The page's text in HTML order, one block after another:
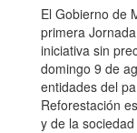
El Gobierno de
primera
iniciativa sin
domingo 9 de
entidades del
Reforestación
y de la